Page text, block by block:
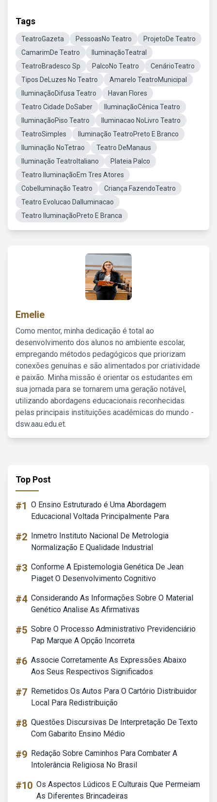
Tags
TeatroGazeta PessoasNo Teatro
ProjetoDe Teatro
CamarimDe Teatro
IluminaçãoTeatral
TeatroBradesco Sp
PalcoNo Teatro
CenárioTeatro
Tipos DeLuzes No Teatro
Amarelo TeatroMunicipal
IluminaçãoDifusa Teatro
Havan Flores
Teatro Cidade DoSaber
IluminaçãoCênica Teatro
IluminaçãoPiso Teatro
Iluminacao NoLivro Teatro
TeatroSimples
Iluminação TeatroPreto E Branco
Iluminação NoTetrao
Teatro DeManaus
Iluminação TeatroItaliano
Plateia Palco
Teatro IluminaçãoEm Tres Atores
CobeIluminação Teatro
Criança FazendoTeatro
Teatro Evolucao DaIluminacao
Teatro IluminaçãoPreto E Branca
Emelie
Como mentor, minha dedicação é total ao
desenvolvimento dos alunos no ambiente escolar,
empregando métodos pedagógicos que priorizam
conexões genuínas e são alimentados por criatividade
e paixão. Minha missão é orientar os estudantes em
sua jornada para se tornarem uma geração notável,
utilizando abordagens educacionais reconhecidas
pelas principais instituições acadêmicas do mundo -
dsw.aau.edu.et.
Top Post
#1 O Ensino Estruturado é Uma Abordagem
Educacional Voltada Principalmente Para
#2 Inmetro Instituto Nacional De Metrologia
Normalização E Qualidade Industrial
#3 Conforme A Epistemologia Genética De Jean
Piaget O Desenvolvimento Cognitivo
#4 Considerando As Informações Sobre O Material
Genético Analise As Afirmativas
#5 Sobre O Processo Administrativo Previdenciário
Pap Marque A Opção Incorreta
#6 Associe Corretamente As Expressões Abaixo
Aos Seus Respectivos Significados
#7 Remetidos Os Autos Para O Cartório Distribuidor
Local Para Redistribuição
#8 Questões Discursivas De Interpretação De Texto
Com Gabarito Ensino Médio
#9 Redação Sobre Caminhos Para Combater A
Intolerância Religiosa No Brasil
#10 Os Aspectos Lúdicos E Culturais Que Permeiam
As Diferentes Brincadeiras